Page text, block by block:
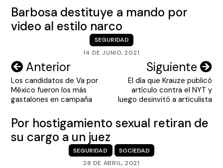
Barbosa destituye a mando por
video al estilo narco
SEGURIDAD
14 DE JUNIO, 2021
Navegación
de
entradas
Anterior
Los candidatos de Va por
México fueron los más
gastalones en campaña
Siguiente
El día que Krauze publicó
artículo contra el NYT y
luego desinvitó a articulista
Por hostigamiento sexual retiran de
su cargo a un juez
SEGURIDAD
SOCIEDAD
28 DE ABRIL, 2021